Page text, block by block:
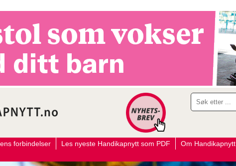
forbindelser Les nyeste Handikapnytt som PDF Om Handikapnytt